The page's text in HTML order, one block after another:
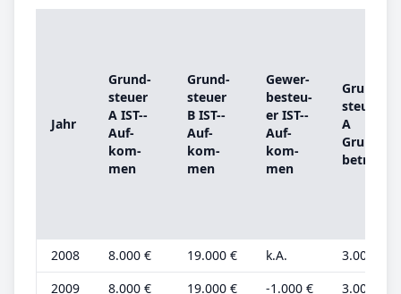
Jahr
Grund­
steu­er
A IST-­
Auf­
kom­
men
Grund­
steu­er
B IST-­
Auf­
kom­
men
Ge­wer­
be­steu­
er IST-­
Auf­
kom­
men
Grund­
steu­er
A
Grund­
be­trag
2008 8.000 € 19.000 € k.A.
3.000 €
2009
8.000 € 19.000 € -1.000 €
3.000 €